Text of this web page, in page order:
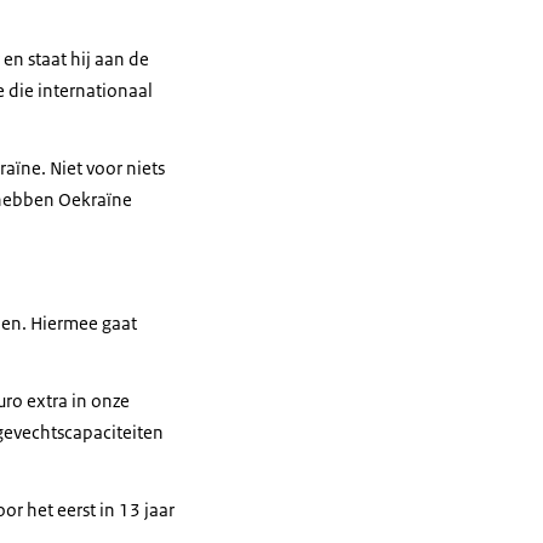
staat hij aan de
die internationaal
Niet voor niets
Oekraïne
Hiermee gaat
extra in onze
het eerst in 13 jaar